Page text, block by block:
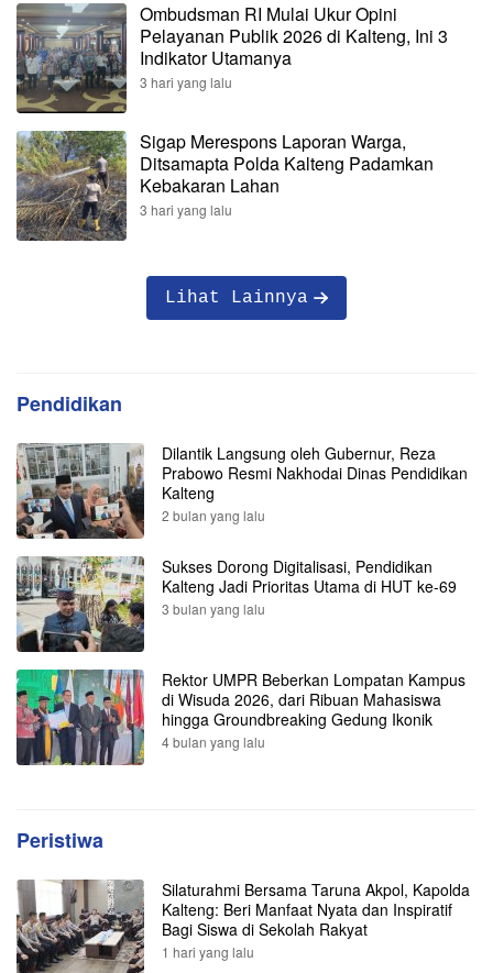
Ombudsman RI Mulai Ukur Opini
Pelayanan Publik 2026 di Kalteng, Ini 3
Indikator Utamanya
3 hari yang lalu
Sigap Merespons Laporan Warga,
Ditsamapta Polda Kalteng Padamkan
Kebakaran Lahan
3 hari yang lalu
Lihat Lainnya
Pendidikan
Dilantik Langsung oleh Gubernur, Reza
Prabowo Resmi Nakhodai Dinas Pendidikan
Kalteng
2 bulan yang lalu
Sukses Dorong Digitalisasi, Pendidikan
Kalteng Jadi Prioritas Utama di HUT ke-69
3 bulan yang lalu
Rektor UMPR Beberkan Lompatan Kampus
di Wisuda 2026, dari Ribuan Mahasiswa
hingga Groundbreaking Gedung Ikonik
4 bulan yang lalu
Peristiwa
Silaturahmi Bersama Taruna Akpol, Kapolda
Kalteng: Beri Manfaat Nyata dan Inspiratif
Bagi Siswa di Sekolah Rakyat
1 hari yang lalu